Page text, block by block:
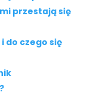
przestają się
do czego się